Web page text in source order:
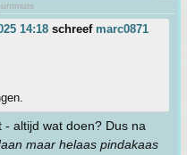
14:18 schreef marc0871
altijd wat doen? Dus na
maar helaas pindakaas